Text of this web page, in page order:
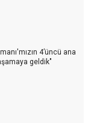
AÇIKLADI
isteği haklı
4’üncü ana
geldik"